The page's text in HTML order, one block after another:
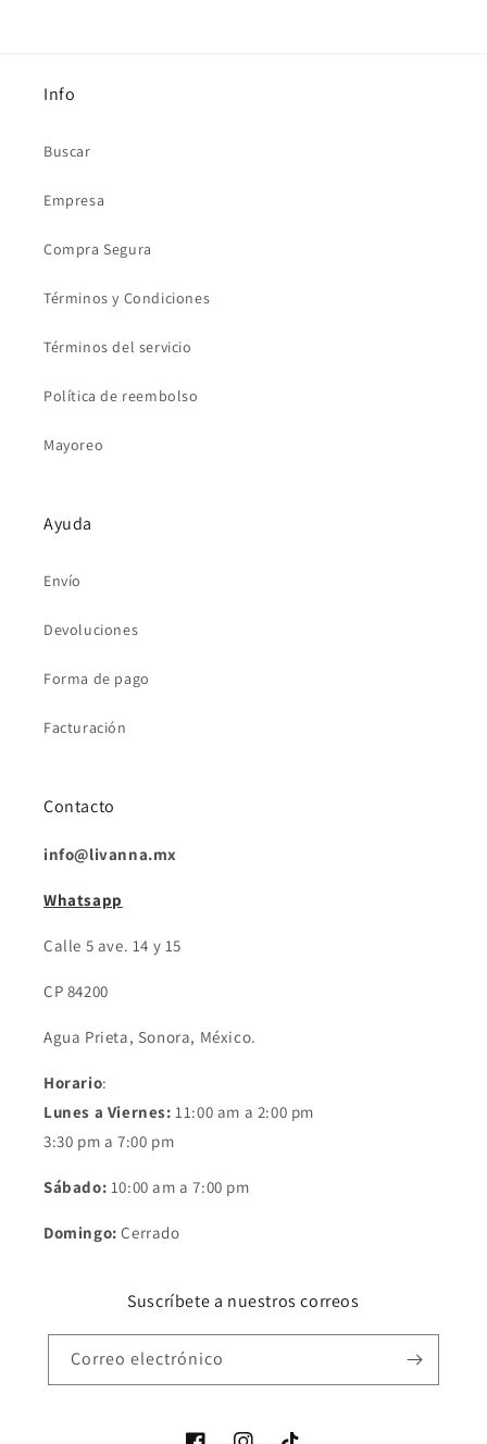
Info
Buscar
Empresa
Compra Segura
Términos y Condiciones
Términos del servicio
Política de reembolso
Mayoreo
Ayuda
Envío
Devoluciones
Forma de pago
Facturación
Contacto
info@livanna.mx
Whatsapp
Calle 5 ave. 14 y 15
CP 84200
Agua Prieta, Sonora, México.
Horario:
Lunes a Viernes: 11:00 am a 2:00 pm
3:30 pm a 7:00 pm
Sábado: 10:00 am a 7:00 pm
Domingo: Cerrado
Suscríbete a nuestros correos
Correo electrónico